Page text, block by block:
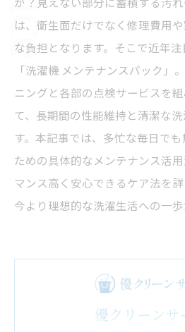
は、衛生面だけでなく修理費用
な負担となります。そこで近年
「洗濯機 メンテナンスパック」
ニングと各部の点検サービスを
て、長期間の性能維持と清潔な
す。本記事では、多忙な毎日で
ための具体的なメンテナンス活
マンス高く安心できるケア法を詳
今より理想的な洗濯生活への一歩
優クリーンサ